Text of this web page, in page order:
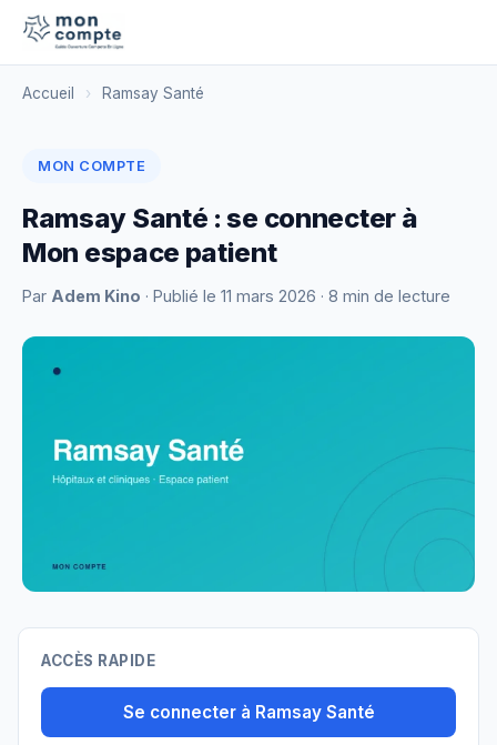
Accueil › Ramsay Santé
MON COMPTE
Ramsay Santé : se connecter à
Mon espace patient
Par Adem Kino · Publié le 11 mars 2026 · 8 min de lecture
ACCÈS RAPIDE
Se connecter à Ramsay Santé